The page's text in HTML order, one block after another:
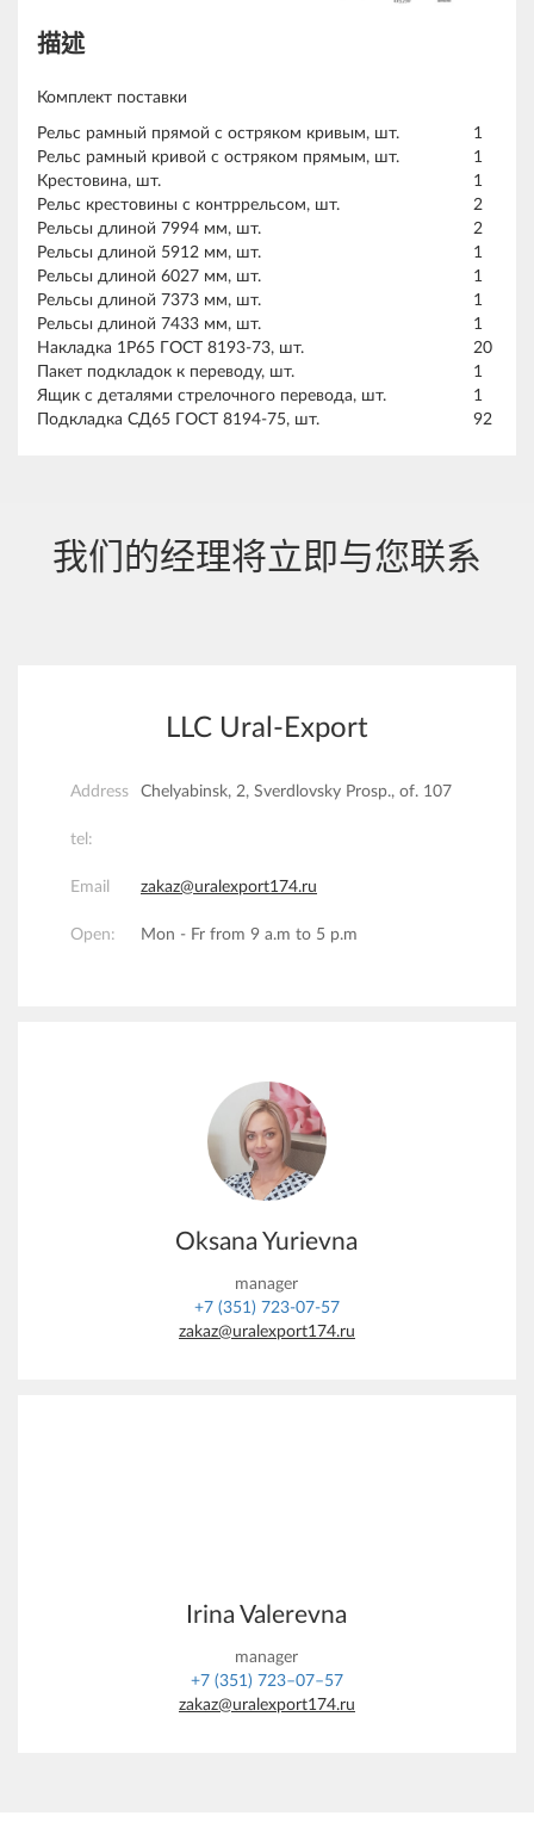
描述
Комплект поставки
Рельс рамный прямой с остряком кривым, шт.
1
Рельс рамный кривой с остряком прямым, шт.
1
Крестовина, шт.
1
Рельс крестовины с контррельсом, шт.
2
Рельсы длиной 7994 мм, шт.
2
Рельсы длиной 5912 мм, шт.
1
Рельсы длиной 6027 мм, шт.
1
Рельсы длиной 7373 мм, шт.
1
Рельсы длиной 7433 мм, шт.
1
Накладка 1Р65 ГОСТ 8193-73, шт.
20
Пакет подкладок к переводу, шт.
1
Ящик с деталями стрелочного перевода, шт.
1
Подкладка СД65 ГОСТ 8194-75, шт.
92
我们的经理将立即与您联系
LLC Ural-Export
Address Chelyabinsk, 2, Sverdlovsky Prosp., of. 107
tel:
Email zakaz@uralexport174.ru
Open: Mon - Fr from 9 a.m to 5 p.m
Oksana Yurievna
manager
+7 (351) 723-07-57
zakaz@uralexport174.ru
Irina Valerevna
manager
+7 (351) 723–07–57
zakaz@uralexport174.ru